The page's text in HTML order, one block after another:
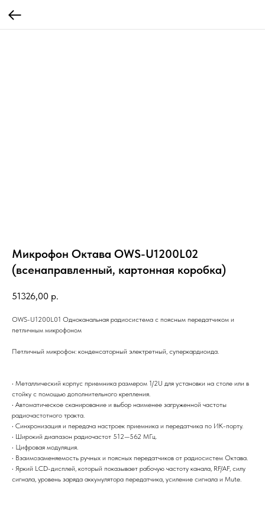
Микрофон Октава OWS-U1200L02
(всенаправленный, картонная коробка)
51326,00 р.
OWS-U1200L01 Одноканальная радиосистема с поясным передатчиком и
петличным микрофоном
Петличный микрофон: конденсаторный электретный, суперкардиоида.
• Металлический корпус приемника размером 1/2U для установки на столе или в
стойку с помощью дополнительного крепления.
• Автоматическое сканирование и выбор наименее загруженной частоты
радиочастотного тракта.
• Синхронизация и передача настроек приемника и передатчика по ИК-порту.
• Широкий диапазон радиочастот 512—562 МГц.
• Цифровая модуляция.
• Взаимозаменяемость ручных и поясных передатчиков от радиосистем Октава.
• Яркий LCD-дисплей, который показывает рабочую частоту канала, RF/AF, силу
сигнала, уровень заряда аккумулятора передатчика, усиление сигнала и Mute.